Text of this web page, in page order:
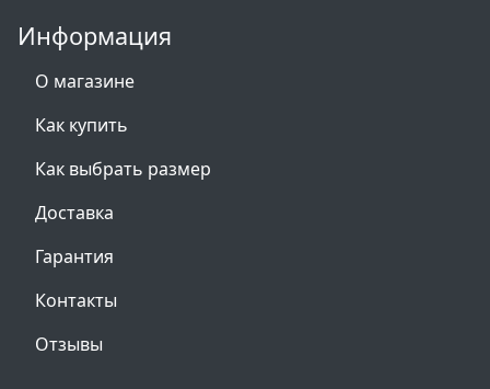
Информация
О магазине
Как купить
Как выбрать размер
Доставка
Гарантия
Контакты
Отзывы